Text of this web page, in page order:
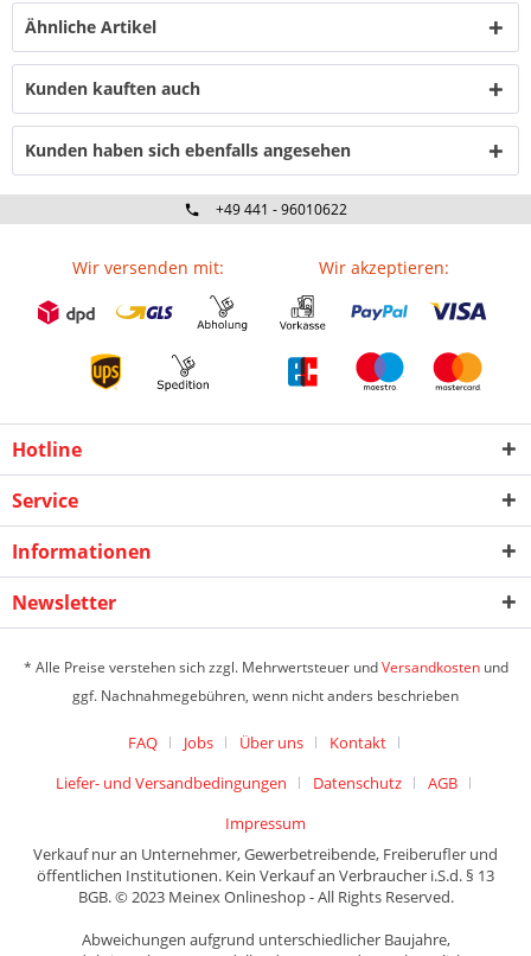
Ähnliche Artikel
Kunden kauften auch
Kunden haben sich ebenfalls angesehen
+49 441 - 96010622
Wir versenden mit: Wir akzeptieren:
Hotline
Service
Informationen
Newsletter
* Alle Preise verstehen sich zzgl. Mehrwertsteuer undVersandkostenund
ggf. Nachnahmegebühren, wenn nicht anders beschrieben
FAQ Jobs Über uns
Kontakt
Liefer- und Versandbedingungen
Datenschutz
AGB
Impressum
Verkauf nur an Unternehmer, Gewerbetreibende, Freiberufler und
öffentlichen Institutionen. Kein Verkauf an Verbraucher i.S.d. § 13
BGB. © 2023 Meinex Onlineshop - All Rights Reserved.
Abweichungen aufgrund unterschiedlicher Baujahre,